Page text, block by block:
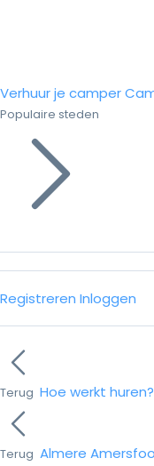
Verhuur je camper
Populaire steden
Registreren Inloggen
Terug Hoe werkt huren?
Terug Almere